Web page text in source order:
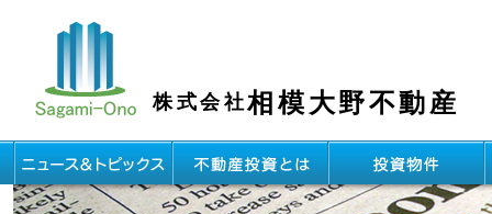
株式会社相模大野不動産